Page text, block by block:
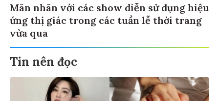
Mãn nhãn với các show diễn sử dụng hiệu
ứng thị giác trong các tuần lễ thời trang
vừa qua
Tin nên đọc